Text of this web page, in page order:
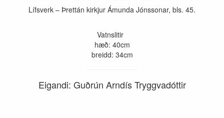
Lífsverk – Þrettán kirkjur Ámunda Jónssonar, bls. 45.
Vatnslitir
hæð: 40cm
breidd: 34cm
Eigandi: Guðrún Arndís Tryggvadóttir